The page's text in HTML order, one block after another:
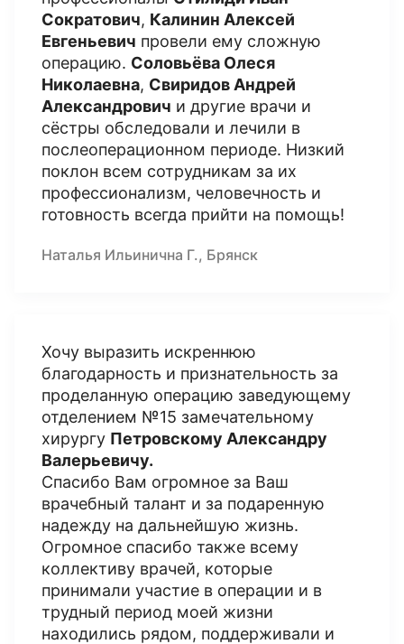
Сократович, Калинин Алексей
Евгеньевич провели ему сложную
операцию. Соловьёва Олеся
Николаевна, Свиридов Андрей
Александрович и другие врачи и
сёстры обследовали и лечили в
послеоперационном периоде. Низкий
поклон всем сотрудникам за их
профессионализм, человечность и
готовность всегда прийти на помощь!
Наталья Ильинична Г., Брянск
Хочу выразить искреннюю
благодарность и признательность за
проделанную операцию заведующему
отделением №15 замечательному
хирургу Петровскому Александру
Валерьевичу.
Спасибо Вам огромное за Ваш
врачебный талант и за подаренную
надежду на дальнейшую жизнь.
Огромное спасибо также всему
коллективу врачей, которые
принимали участие в операции и в
трудный период моей жизни
находились рядом, поддерживали и